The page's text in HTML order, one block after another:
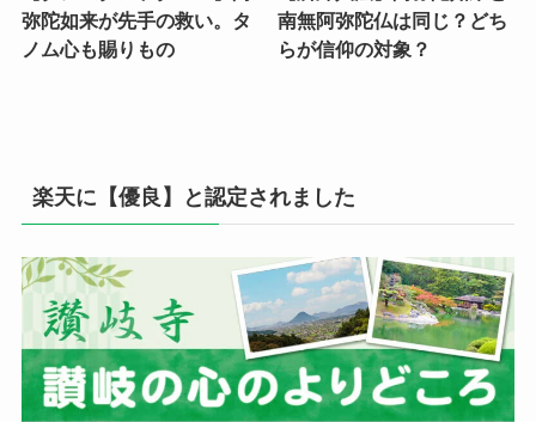
弥陀如来が先手の救い。タ
ノム心も賜りもの
南無阿弥陀仏は同じ？どち
らが信仰の対象？
楽天に【優良】と認定されました